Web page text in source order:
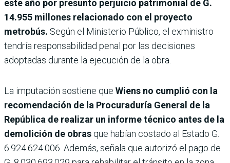
este año por presunto perjui­cio patrimonial de G.
14.955 millones relacionado con el proyecto
metrobús. Según el Ministerio Público, el exmi­nistro
tendría responsabili­dad penal por las decisiones
adoptadas durante la ejecu­ción de la obra.
La imputación sostiene que Wiens no cumplió con la
reco­mendación de la Procuradu­ría General de la
República de realizar un informe téc­nico antes de la
demolición de obras que habían costado al Estado G.
6.924.624.006. Además, señala que autorizó el pago de